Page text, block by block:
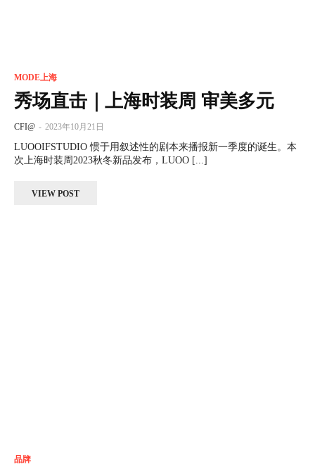
MODE上海
秀场直击｜上海时装周 审美多元
CFI@ - 2023年10月21日
LUOOIFSTUDIO 惯于用叙述性的剧本来播报新一季度的诞生。本
次上海时装周2023秋冬新品发布，LUOO [...]
VIEW POST
品牌